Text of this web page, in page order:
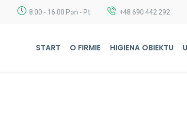
8:00 - 16:00 Pon - Pt +48 690 442 292
START O FIRMIE HIGIENA OBIEKTU